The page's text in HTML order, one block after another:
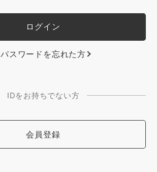
パスワードを忘れた方
IDをお持ちでない方
会員登録